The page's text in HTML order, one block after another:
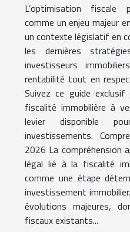
L’optimisation fiscale
comme un enjeu majeur
un contexte législatif en
les dernières
investisseurs
rentabilité tout en
Suivez ce guide
fiscalité immobilière à
levier disponible
investissements.
2026 La compréhension
légal lié à la fiscalité
comme une étape
investissement
évolutions majeures,
fiscaux existants...